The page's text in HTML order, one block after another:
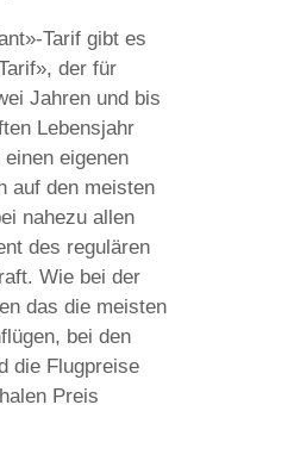
Tarif gibt es
der für
Jahren und bis
Lebensjahr
eigenen
auf den meisten
nahezu allen
des regulären
Wie bei der
das die meisten
bei den
die Flugpreise
Preis